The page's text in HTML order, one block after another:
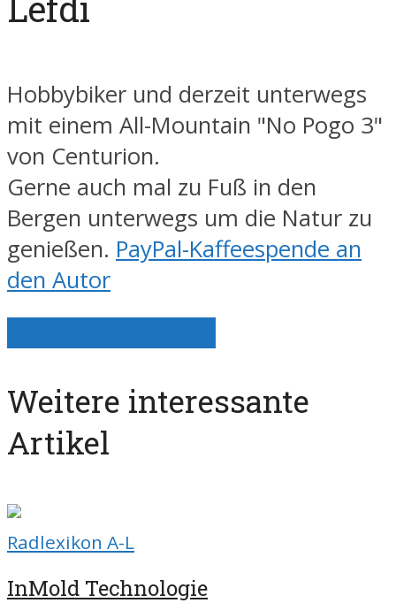
Hobbybiker und derzeit unterwegs
mit einem All-Mountain "No Pogo 3"
von Centurion.
Gerne auch mal zu Fuß in den
Bergen unterwegs um die Natur zu
genießen. PayPal-Kaffeespende an
den Autor
Weitere interessante
Artikel
Radlexikon A-L
InMold Technologie